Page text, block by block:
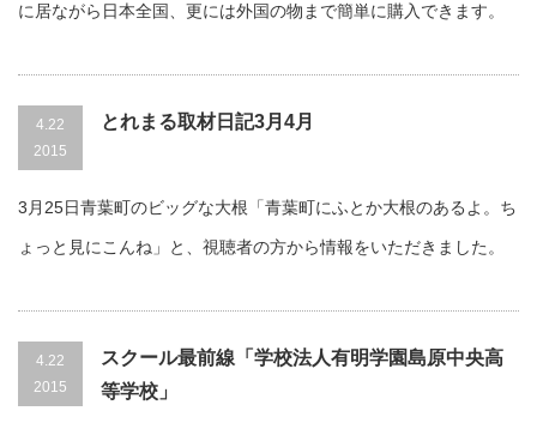
に居ながら日本全国、更には外国の物まで簡単に購入できます。
4.22
2015
とれまる取材日記3月4月
3月25日青葉町のビッグな大根「青葉町にふとか大根のあるよ。ち
ょっと見にこんね」と、視聴者の方から情報をいただきました。
4.22
2015
スクール最前線「学校法人有明学園島原中央高
等学校」